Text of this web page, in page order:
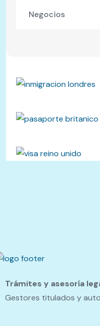
Negocios
Trámites y asesoría
Gestores titulados y